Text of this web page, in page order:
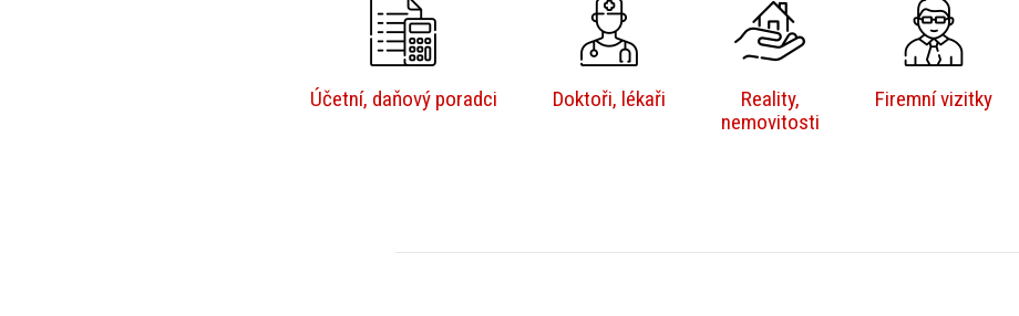
Účetní, daňový poradci Doktoři, lékaři
Reality,
nemovitosti
Firemní vizitky